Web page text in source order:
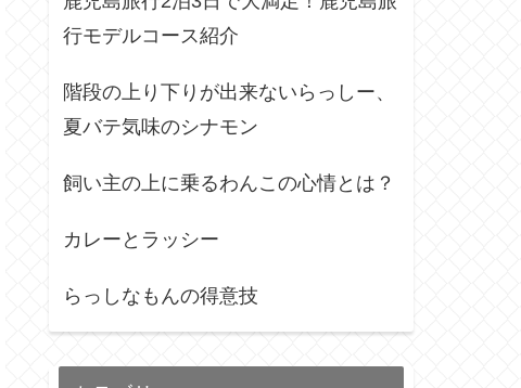
行モデルコース紹介
階段の上り下りが出来ないらっしー、
夏バテ気味のシナモン
飼い主の上に乗るわんこの心情とは？
カレーとラッシー
らっしなもんの得意技